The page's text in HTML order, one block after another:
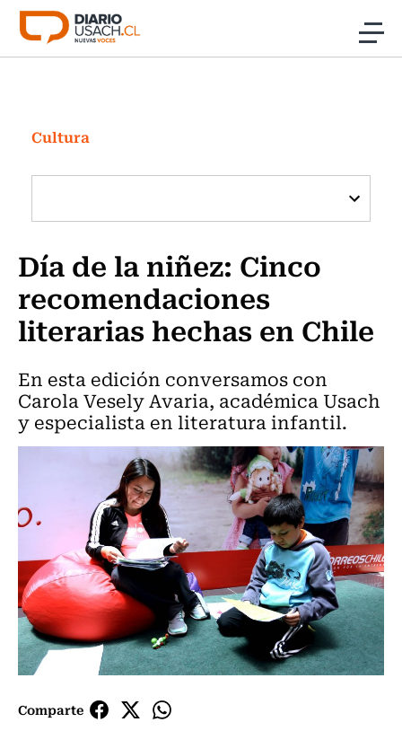
Click acá para ir directamente al contenido
Investigación
Cultura
Programas Radio y TV Usach
Cultura
Día de la niñez: Cinco
recomendaciones
literarias hechas en Chile
En esta edición conversamos con
Carola Vesely Avaria, académica Usach
y especialista en literatura infantil.
Comparte